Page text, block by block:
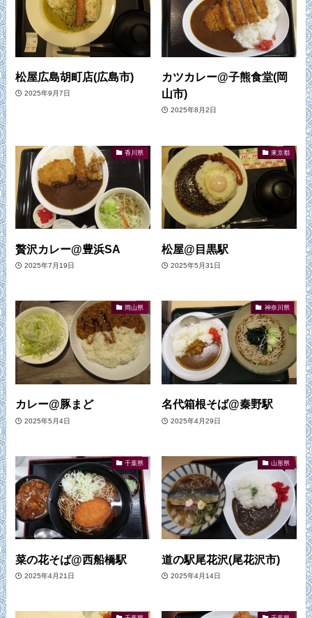
松屋広島胡町店(広島市)
2025年9月7日
カツカレー@子熊食堂(岡
山市)
2025年8月2日
香川県
贅沢カレー@豊浜SA
2025年7月19日
東京都
松屋@目黒駅
2025年5月31日
岡山県
カレー@豚まど
2025年5月4日
神奈川県
名代箱根そば@秦野駅
2025年4月29日
千葉県
菜の花そば@西船橋駅
2025年4月21日
山形県
道の駅尾花沢(尾花沢市)
2025年4月14日